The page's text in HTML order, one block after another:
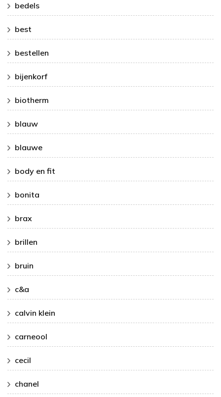
bedels
best
bestellen
bijenkorf
biotherm
blauw
blauwe
body en fit
bonita
brax
brillen
bruin
c&a
calvin klein
carneool
cecil
chanel